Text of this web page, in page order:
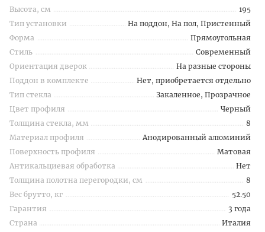
Высота, см
195
Тип установки
На поддон, На пол, Пристенный
Форма
Прямоугольная
Стиль
Современный
Ориентация дверок
На разные стороны
Поддон в комплекте
Нет, приобретается отдельно
Тип стекла
Закаленное, Прозрачное
Цвет профиля
Черный
Толщина стекла, мм
8
Материал профиля
Анодированный алюминий
Поверхность профиля
Матовая
Антикальциевая обработка
Нет
Толщина полотна перегородки, см
8
Вес брутто, кг
52.50
Гарантия
3 года
Страна
Италия